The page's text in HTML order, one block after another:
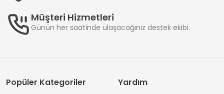
Müşteri Hizmetleri
Günün her saatinde ulaşacağınız destek ekibi.
Popüler Kategoriler Yardım